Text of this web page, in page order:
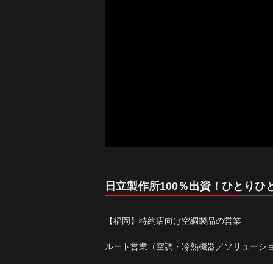
日立製作所100％出資！ひとり
【福岡】特約店向け空調製品の営業
ルート営業（空調・冷熱機器／ソリューシ